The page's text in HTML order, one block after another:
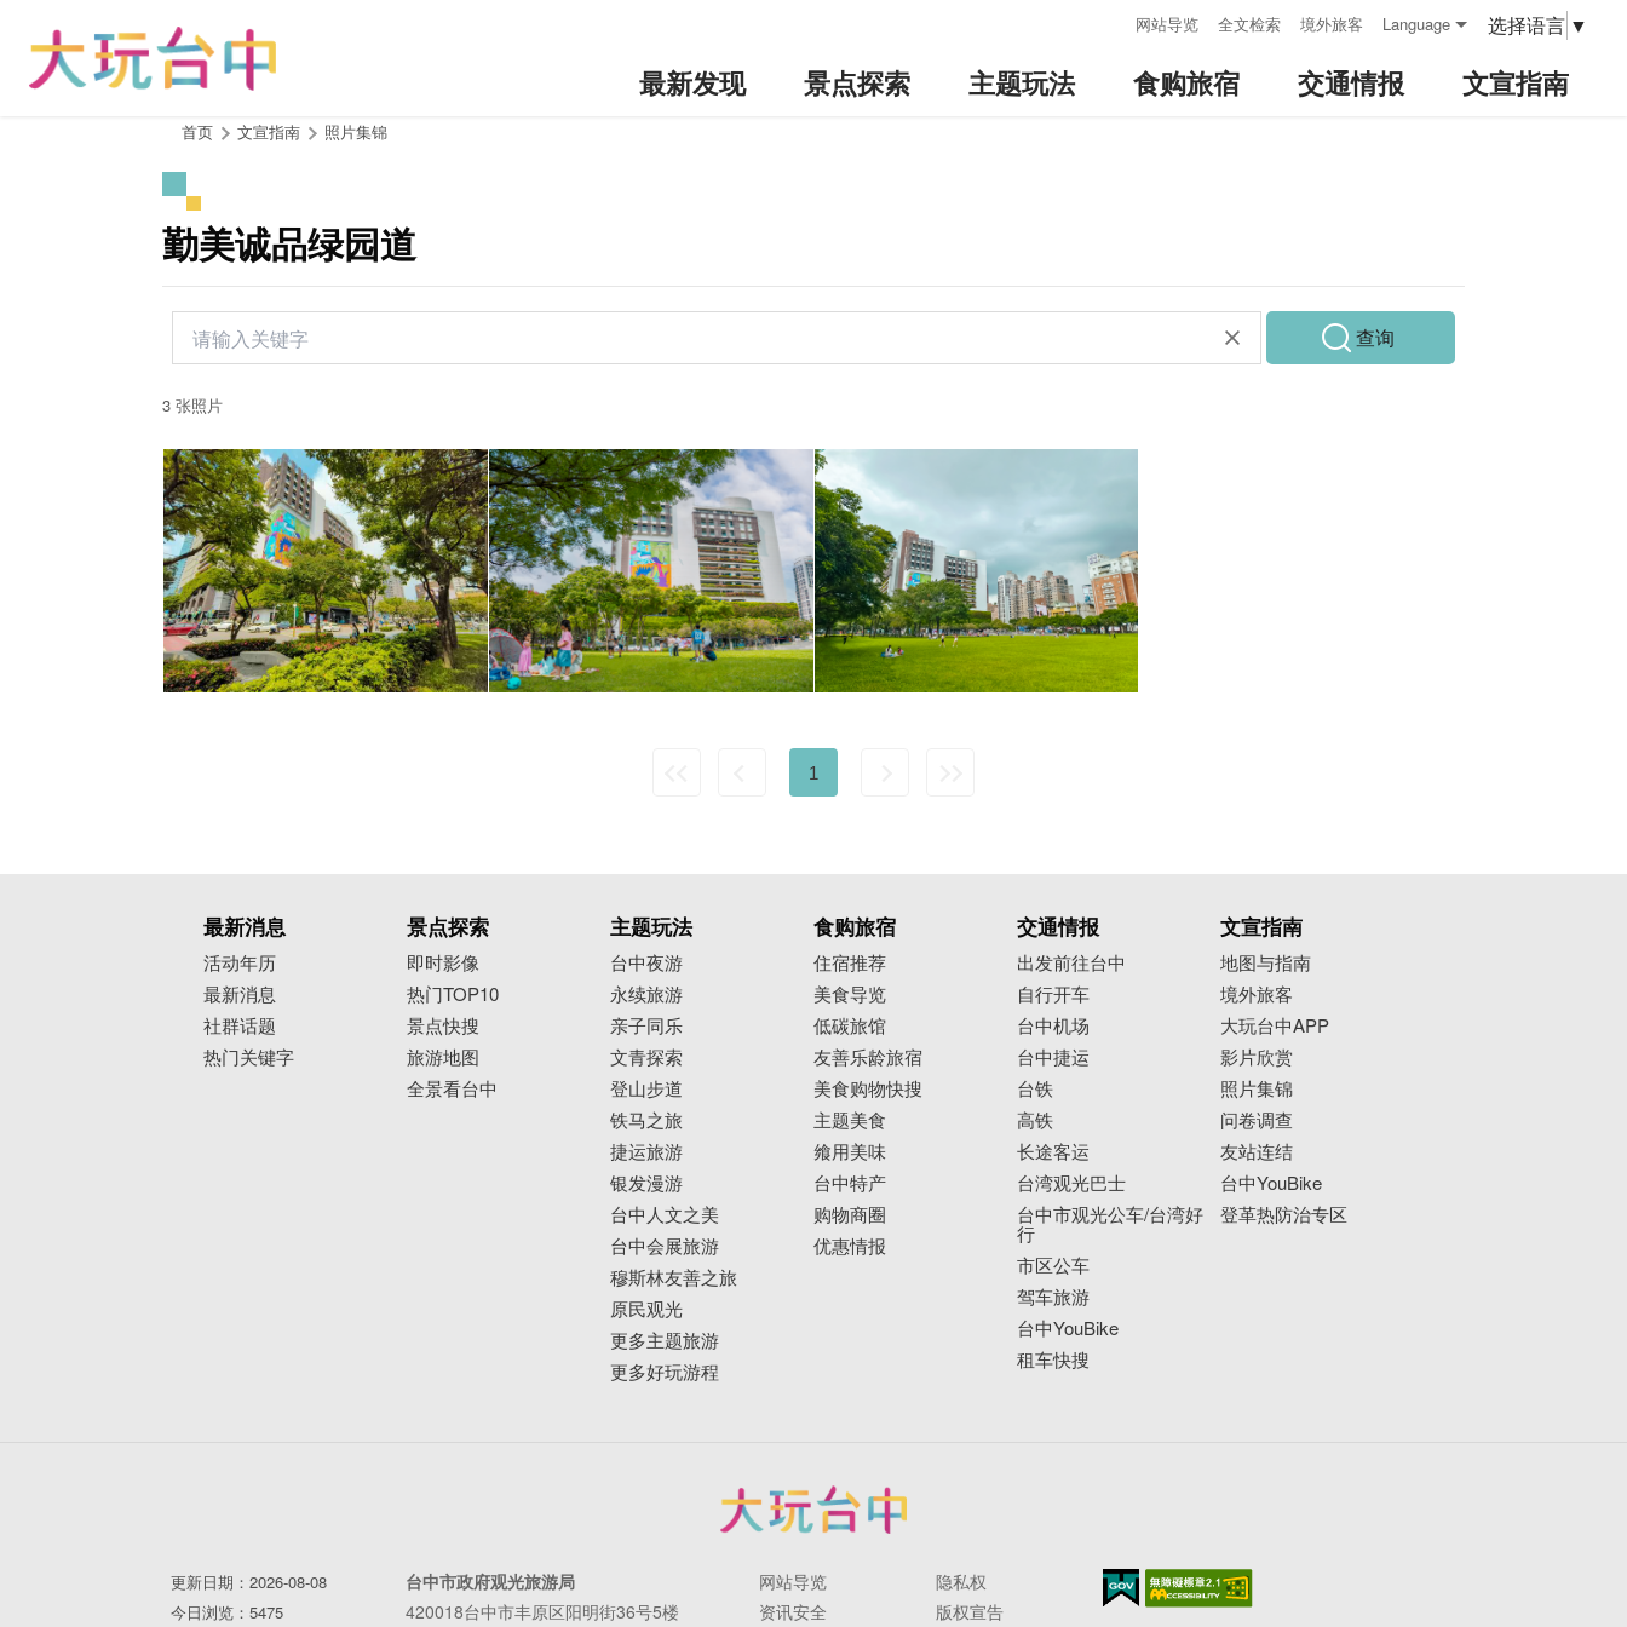
网站导览 全文检索 境外旅客 Language 选择语言 ▼
最新发现 景点探索 主题玩法 食购旅宿 交通情报 文宣指南
首页 文宣指南 照片集锦
勤美诚品绿园道
查询
3 张照片
1
最新消息
活动年历
最新消息
社群话题
热门关键字
景点探索
即时影像
热门TOP10
景点快搜
旅游地图
全景看台中
主题玩法
台中夜游
永续旅游
亲子同乐
文青探索
登山步道
铁马之旅
捷运旅游
银发漫游
台中人文之美
台中会展旅游
穆斯林友善之旅
原民观光
更多主题旅游
更多好玩游程
食购旅宿
住宿推荐
美食导览
低碳旅馆
友善乐龄旅宿
美食购物快搜
主题美食
飨用美味
台中特产
购物商圈
优惠情报
交通情报
出发前往台中
自行开车
台中机场
台中捷运
台铁
高铁
长途客运
台湾观光巴士
台中市观光公车/台湾好
行
市区公车
驾车旅游
台中YouBike
租车快搜
文宣指南
地图与指南
境外旅客
大玩台中APP
影片欣赏
照片集锦
问卷调查
友站连结
台中YouBike
登革热防治专区
更新日期：2026-08-08
今日浏览：5475
台中市政府观光旅游局
420018台中市丰原区阳明街36号5楼
网站导览
隐私权
资讯安全
版权宣告